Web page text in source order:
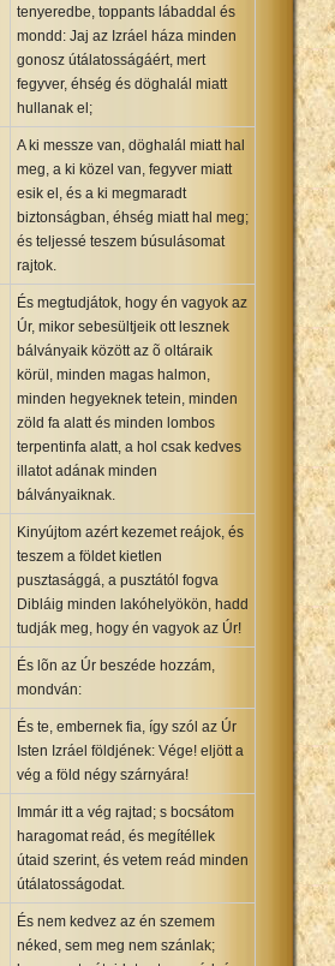
tenyeredbe, toppants lábaddal és
mondd: Jaj az Izráel háza minden
gonosz útálatosságáért, mert
fegyver, éhség és döghalál miatt
hullanak el;
A ki messze van, döghalál miatt hal
meg, a ki közel van, fegyver miatt
esik el, és a ki megmaradt
biztonságban, éhség miatt hal meg;
és teljessé teszem búsulásomat
rajtok.
És megtudjátok, hogy én vagyok az
Úr, mikor sebesültjeik ott lesznek
bálványaik között az õ oltáraik
körül, minden magas halmon,
minden hegyeknek tetein, minden
zöld fa alatt és minden lombos
terpentinfa alatt, a hol csak kedves
illatot adának minden
bálványaiknak.
Kinyújtom azért kezemet reájok, és
teszem a földet kietlen
pusztasággá, a pusztától fogva
Dibláig minden lakóhelyökön, hadd
tudják meg, hogy én vagyok az Úr!
És lõn az Úr beszéde hozzám,
mondván:
És te, embernek fia, így szól az Úr
Isten Izráel földjének: Vége! eljött a
vég a föld négy szárnyára!
Immár itt a vég rajtad; s bocsátom
haragomat reád, és megítéllek
útaid szerint, és vetem reád minden
útálatosságodat.
És nem kedvez az én szemem
néked, sem meg nem szánlak;